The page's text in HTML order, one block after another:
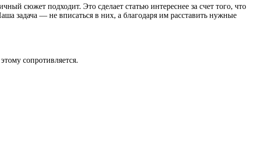
сюжет подходит. Это сделает статью интереснее за счет того, что
задача — не вписаться в них, а благодаря им расставить нужные
сопротивляется.